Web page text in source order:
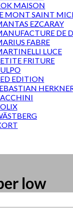
MAISON
MONT SAINT
EZCARAY
DE
FABRE
LUCE
FRITURE
EDITION
low